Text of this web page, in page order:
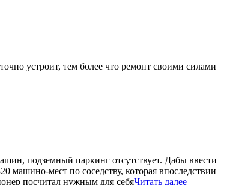
устроит, тем более что ремонт своими силами
подземный паркинг отсутствует. Дабы ввести
машино-мест по соседству, которая впоследствии
посчитал нужным для себяЧитать далее